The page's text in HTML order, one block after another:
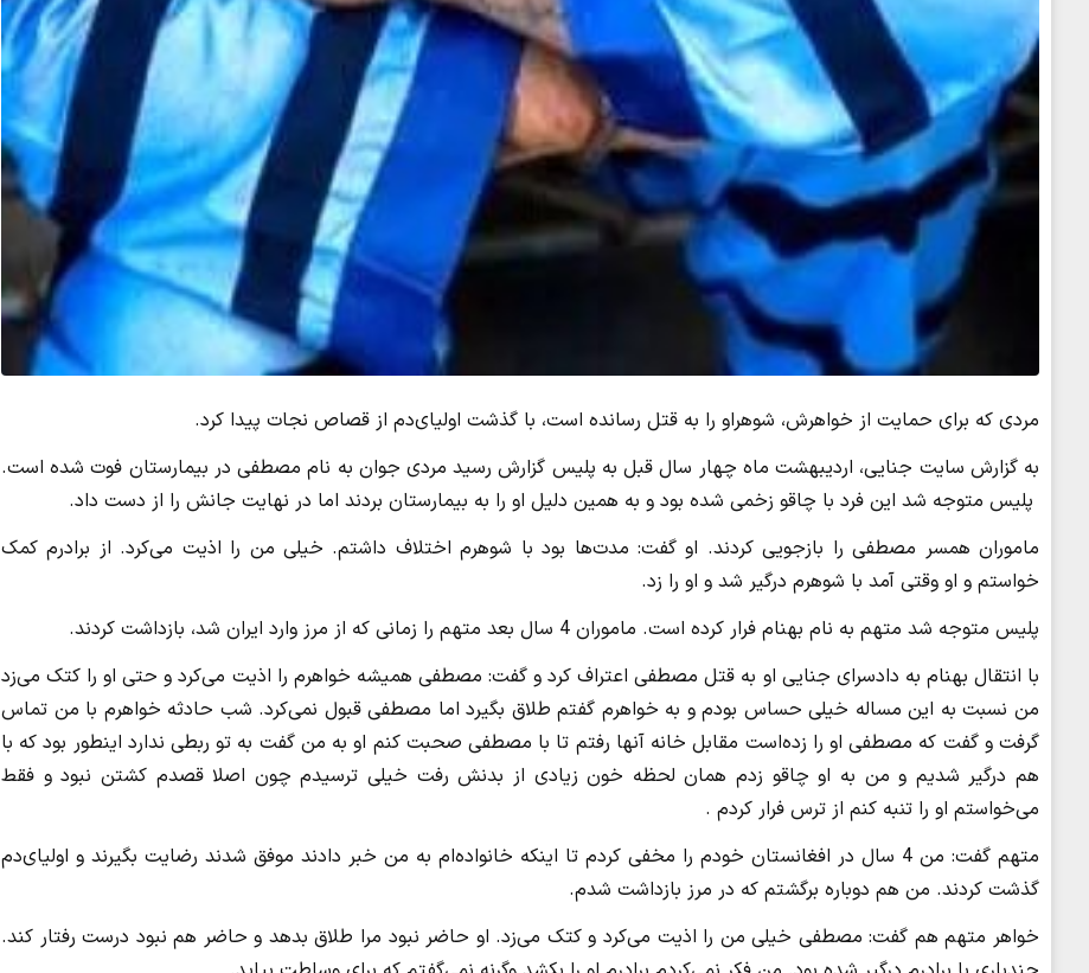
مردی که برای حمایت از خواهرش، شوهراو را به قتل رسانده است، با گذشت اولیای‌دم از قصاص نجات پیدا کرد.
به گزارش سایت جنایی، اردیبهشت ماه چهار سال قبل به پلیس گزارش رسید مردی جوان به نام مصطفی در بیمارستان فوت شده‌ است.
پلیس متوجه شد این فرد با چاقو زخمی شده بود و به همین دلیل او را به بیمارستان بردند اما در نهایت جانش را از دست داد.
ماموران همسر مصطفی را بازجویی کردند. او گفت: مدت‌ها بود با شوهرم اختلاف داشتم. خیلی من را اذیت می‌کرد. از برادرم کمک
خواستم و او وقتی آمد با شوهرم درگیر شد و او را زد.
پلیس متوجه شد متهم به نام بهنام فرار کرده ‌است. ماموران 4 سال بعد متهم را زمانی که از مرز وارد ایران شد، بازداشت کردند.
با انتقال بهنام به دادسرای جنایی او به قتل مصطفی اعتراف کرد و گفت: مصطفی همیشه خواهرم را اذیت می‌کرد و حتی او را کتک می‌زد
من نسبت به این مساله خیلی حساس بودم و به خواهرم گفتم طلاق بگیرد اما مصطفی قبول نمی‌کرد. شب حادثه خواهرم با من تماس
گرفت و گفت که مصطفی او را زده‌است مقابل خانه آنها رفتم تا با مصطفی صحبت کنم او به من گفت به تو ربطی ندارد اینطور بود که با
هم درگیر شدیم و من به او چاقو زدم همان لحظه خون زیادی از بدنش رفت خیلی ترسیدم چون اصلا قصدم کشتن نبود و فقط
می‌خواستم او را تنبه کنم از ترس فرار کردم .
متهم گفت: من 4 سال در افغانستان خودم را مخفی کردم تا اینکه خانواده‌ام به من خبر دادند موفق شدند رضایت بگیرند و اولیای‌دم
گذشت کردند. من هم دوباره برگشتم که در مرز بازداشت شدم.
خواهر متهم هم گفت: مصطفی خیلی من را اذیت می‌کرد و کتک می‌زد. او حاضر نبود مرا طلاق بدهد و حاضر هم نبود درست رفتار کند.